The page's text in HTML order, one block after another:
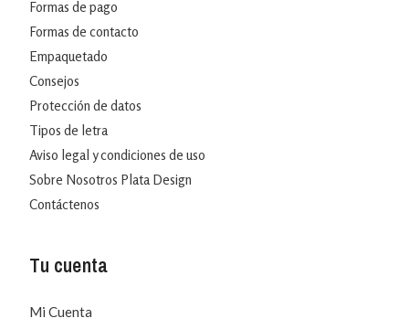
Formas de pago
Formas de contacto
Empaquetado
Consejos
Protección de datos
Tipos de letra
Aviso legal y condiciones de uso
Sobre Nosotros Plata Design
Contáctenos
Tu cuenta
Mi Cuenta